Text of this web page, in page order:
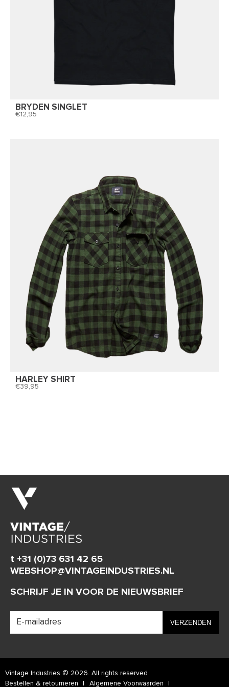
BRYDEN SINGLET
12,95
HARLEY SHIRT
39,95
t +31 (0)73 631 42 65
WEBSHOP@VINTAGEINDUSTRIES.NL
SCHRIJF JE IN VOOR DE NIEUWSBRIEF
Vintage Industries © 2026. All rights reserved
Bestellen & retourneren
Algemene Voorwaarden